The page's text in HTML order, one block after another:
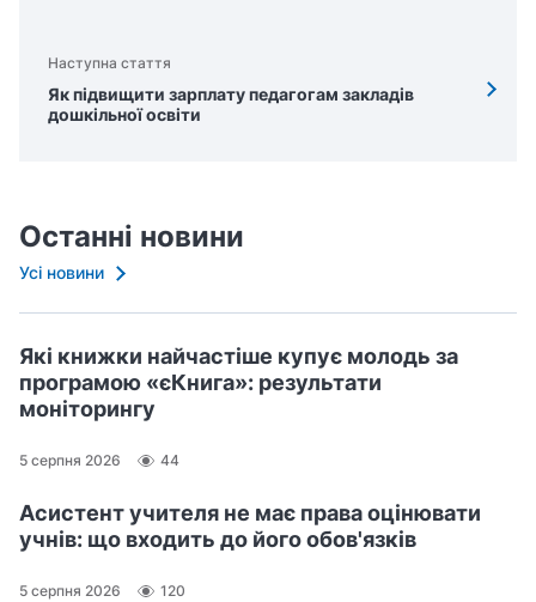
Наступна стаття
Як підвищити зарплату педагогам закладів
дошкільної освіти
Останні новини
Усі новини
Які книжки найчастіше купує молодь за
програмою «єКнига»: результати
моніторингу
5 серпня 2026 44
Асистент учителя не має права оцінювати
учнів: що входить до його обов'язків
5 серпня 2026 120